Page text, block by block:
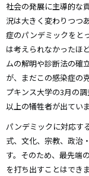
社会の発展に主導的な
況は大きく変わりつつ
症のパンデミックをと
は考えられなかったほ
ムの解明や診断法の確
が、まだこの感染症の
プキンス大学の3月の
以上の犠牲者が出ていま
パンデミックに対応す
式、文化、宗教、政治
す。そのため、最先端
を打ち出すことはでき